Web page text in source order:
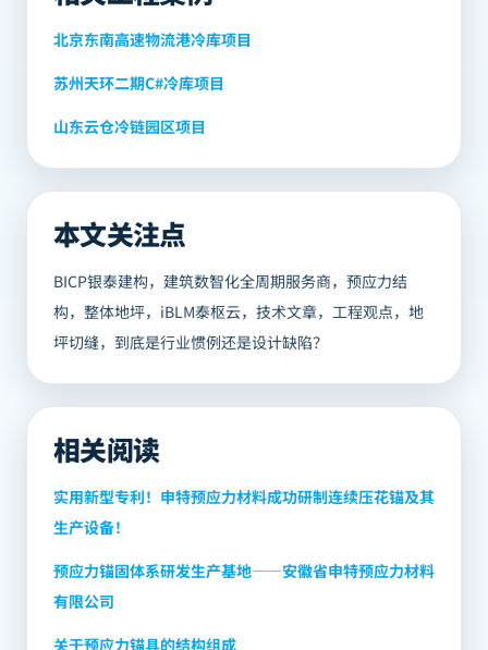
北京东南高速物流港冷库项目
苏州天环二期C#冷库项目
山东云仓冷链园区项目
本文关注点
BICP银泰建构，建筑数智化全周期服务商，预应力结
构，整体地坪，iBLM泰枢云，技术文章，工程观点，地
坪切缝，到底是行业惯例还是设计缺陷？
相关阅读
实用新型专利！申特预应力材料成功研制连续压花锚及其
生产设备！
预应力锚固体系研发生产基地——安徽省申特预应力材料
有限公司
关于预应力锚具的结构组成